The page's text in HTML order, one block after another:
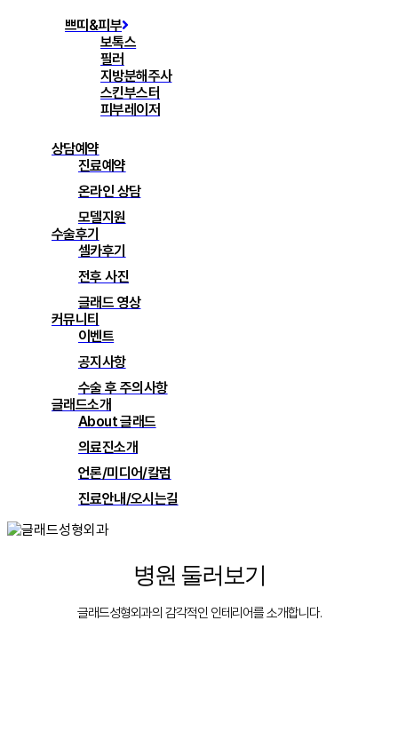
쁘띠&피부
보톡스
필러
지방분해주사
스킨부스터
피부레이저
상담예약
진료예약
온라인 상담
모델지원
수술후기
셀카후기
전후 사진
글래드 영상
커뮤니티
이벤트
공지사항
수술 후 주의사항
글래드소개
About 글래드
의료진소개
언론/미디어/칼럼
진료안내/오시는길
search
Menu
병원 둘러보기
글래드성형외과의 감각적인 인테리어를 소개합니다.